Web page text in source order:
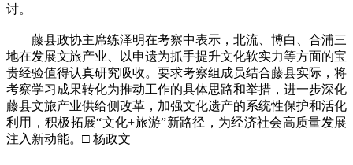
讨。
藤县政协主席练泽明在考察中表示，北流、博白、合浦三
地在发展文旅产业、以申遗为抓手提升文化软实力等方面的宝
贵经验值得认真研究吸收。要求考察组成员结合藤县实际，将
考察学习成果转化为推动工作的具体思路和举措，进一步深化
藤县文旅产业供给侧改革，加强文化遗产的系统性保护和活化
利用，积极拓展“文化+旅游”新路径，为经济社会高质量发展
注入新动能。□ 杨政文